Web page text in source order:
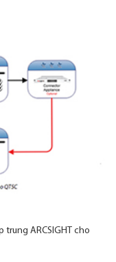
trung ARCSIGHT cho